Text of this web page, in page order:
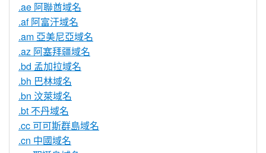
.ae 阿聯酋域名
.af 阿富汗域名
.am 亞美尼亞域名
.az 阿塞拜疆域名
.bd 孟加拉域名
.bh 巴林域名
.bn 汶萊域名
.bt 不丹域名
.cc 可可斯群島域名
.cn 中國域名